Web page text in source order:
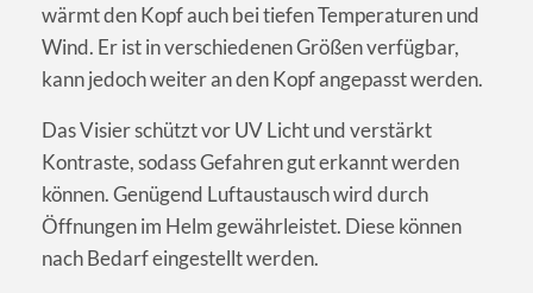
wärmt den Kopf auch bei tiefen Temperaturen und
Wind. Er ist in verschiedenen Größen verfügbar,
kann jedoch weiter an den Kopf angepasst werden.
Das Visier schützt vor UV Licht und verstärkt
Kontraste, sodass Gefahren gut erkannt werden
können. Genügend Luftaustausch wird durch
Öffnungen im Helm gewährleistet. Diese können
nach Bedarf eingestellt werden.